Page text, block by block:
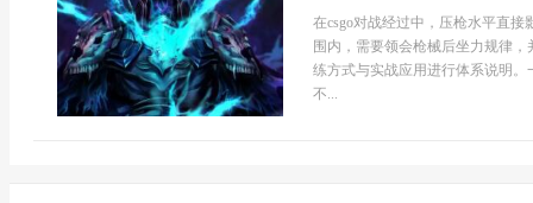
在csgo对战经过中，压枪水平直
围内，需要领会枪械后坐力规律
练方式与实战应用进行体系说明
不...